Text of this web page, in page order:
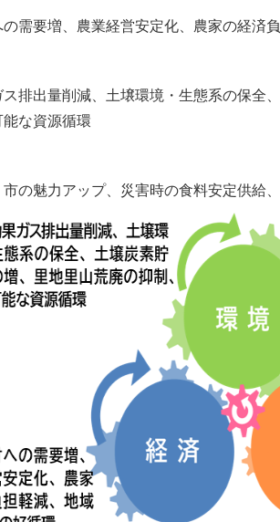
需要増、農業経営安定化、農家の経済
排出量削減、土壌環境・生態系の保全
な資源循環
の魅力アップ、災害時の食料安定供給